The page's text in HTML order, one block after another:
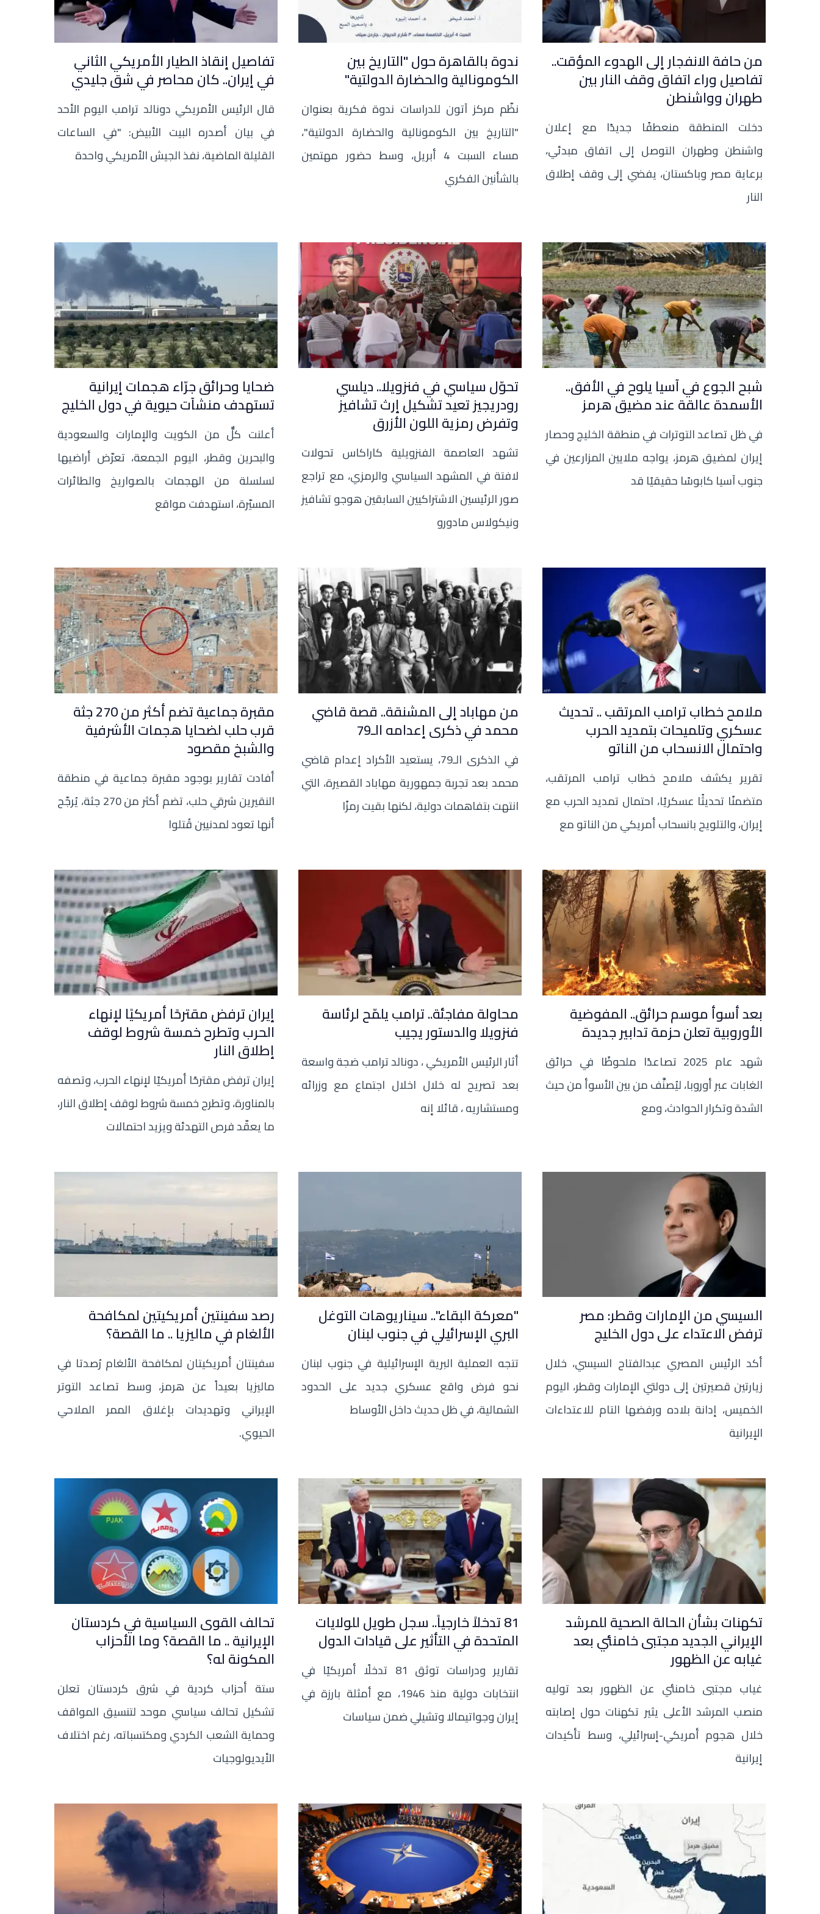
من حافة الانفجار إلى الهدوء المؤقت..
تفاصيل وراء اتفاق وقف النار بين
طهران وواشنطن
دخلت المنطقة منعطفًا جديدًا مع إعلان
واشنطن وطهران التوصل إلى اتفاق مبدئي،
برعاية مصر وباكستان، يفضي إلى وقف إطلاق
النار
ندوة بالقاهرة حول "التاريخ بين
الكومونالية والحضارة الدولتية"
نظّم مركز آتون للدراسات ندوة فكرية بعنوان
"التاريخ بين الكومونالية والحضارة الدولتية"،
مساء السبت 4 أبريل، وسط حضور مهتمين
بالشأنين الفكري
تفاصيل إنقاذ الطيار الأمريكي الثاني
في إيران.. كان محاصر في شق جليدي
قال الرئيس الأمريكي دونالد ترامب اليوم الأحد
في بيان أصدره البيت الأبيض: "في الساعات
القليلة الماضية، نفذ الجيش الأمريكي واحدة
شبح الجوع في آسيا يلوح في الأفق..
الأسمدة عالقة عند مضيق هرمز
في ظل تصاعد التوترات في منطقة الخليج وحصار
إيران لمضيق هرمز، يواجه ملايين المزارعين في
جنوب آسيا كابوسًا حقيقيًا قد
تحوّل سياسي في فنزويلا.. ديلسي
رودريجيز تعيد تشكيل إرث تشافيز
وتفرض رمزية اللون الأزرق
تشهد العاصمة الفنزويلية كاراكاس تحولات
لافتة في المشهد السياسي والرمزي، مع تراجع
صور الرئيسين الاشتراكيين السابقين هوجو تشافيز
ونيكولاس مادورو
ضحايا وحرائق جرّاء هجمات إيرانية
تستهدف منشآت حيوية في دول الخليج
أعلنت كلٌّ من الكويت والإمارات والسعودية
والبحرين وقطر، اليوم الجمعة، تعرّض أراضيها
لسلسلة من الهجمات بالصواريخ والطائرات
المسيّرة، استهدفت مواقع
ملامح خطاب ترامب المرتقب .. تحديث
عسكري وتلميحات بتمديد الحرب
واحتمال الانسحاب من الناتو
تقرير يكشف ملامح خطاب ترامب المرتقب،
متضمنًا تحديثًا عسكريًا، احتمال تمديد الحرب مع
إيران، والتلويح بانسحاب أمريكي من الناتو مع
من مهاباد إلى المشنقة.. قصة قاضي
محمد في ذكرى إعدامه الـ79
في الذكرى الـ79، يستعيد الأكراد إعدام قاضي
محمد بعد تجربة جمهورية مهاباد القصيرة، التي
انتهت بتفاهمات دولية، لكنها بقيت رمزًا
مقبرة جماعية تضم أكثر من 270 جثة
قرب حلب لضحايا هجمات الأشرفية
والشبخ مقصود
أفادت تقارير بوجود مقبرة جماعية في منطقة
النقيرين شرقي حلب، تضم أكثر من 270 جثة، يُرجّح
أنها تعود لمدنيين قُتلوا
بعد أسوأ موسم حرائق.. المفوضية
الأوروبية تعلن حزمة تدابير جديدة
شهد عام 2025 تصاعدًا ملحوظًا في حرائق
الغابات عبر أوروبا، ليُصنَّف من بين الأسوأ من حيث
الشدة وتكرار الحوادث، ومع
محاولة مفاجئة.. ترامب يلمّح لرئاسة
فنزويلا والدستور يجيب
أثار الرئيس الأمريكي ، دونالد ترامب ضجة واسعة
بعد تصريح له خلال اخلال اجتماع مع وزرائه
ومستشاريه ، قائلا إنه
إيران ترفض مقترحًا أمريكيًا لإنهاء
الحرب وتطرح خمسة شروط لوقف
إطلاق النار
إيران ترفض مقترحًا أمريكيًا لإنهاء الحرب، وتصفه
بالمناورة، وتطرح خمسة شروط لوقف إطلاق النار،
ما يعقّد فرص التهدئة ويزيد احتمالات
السيسي من الإمارات وقطر: مصر
ترفض الاعتداء على دول الخليج
أكد الرئيس المصري عبدالفتاح السيسي، خلال
زيارتين قصيرتين إلى دولتي الإمارات وقطر، اليوم
الخميس، إدانة بلاده ورفضها التام للاعتداءات
الإيرانية
"معركة البقاء".. سيناريوهات التوغل
البري الإسرائيلي في جنوب لبنان
تتجه العملية البرية الإسرائيلية في جنوب لبنان
نحو فرض واقع عسكري جديد على الحدود
الشمالية، في ظل حديث داخل الأوساط
رصد سفينتين أمريكيتين لمكافحة
الألغام في ماليزيا .. ما القصة؟
سفينتان أمريكيتان لمكافحة الألغام رُصدتا في
ماليزيا بعيداً عن هرمز، وسط تصاعد التوتر
الإيراني وتهديدات بإغلاق الممر الملاحي
الحيوي.
تكهنات بشأن الحالة الصحية للمرشد
الإيراني الجديد مجتبى خامنئي بعد
غيابه عن الظهور
غياب مجتبى خامنئي عن الظهور بعد توليه
منصب المرشد الأعلى يثير تكهنات حول إصابته
خلال هجوم أمريكي-إسرائيلي، وسط تأكيدات
إيرانية
81 تدخلاً خارجياً.. سجل طويل للولايات
المتحدة في التأثير على قيادات الدول
تقارير ودراسات توثق 81 تدخلًا أمريكيًا في
انتخابات دولية منذ 1946، مع أمثلة بارزة في
إيران وجواتيمالا وتشيلي ضمن سياسات
تحالف القوى السياسية في كردستان
الإيرانية .. ما القصة؟ وما الأحزاب
المكونة له؟
ستة أحزاب كردية في شرق كردستان تعلن
تشكيل تحالف سياسي موحد لتنسيق المواقف
وحماية الشعب الكردي ومكتسباته، رغم اختلاف
الأيديولوجيات